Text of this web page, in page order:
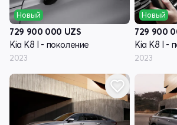
Новый
729 900 000 UZS
Kia K8 I - поколение
2023
Новый
729 900
Kia K8 I -
2023